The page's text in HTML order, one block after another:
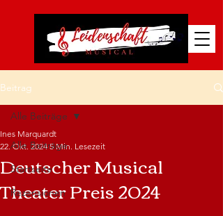
Beitrag
Alle Beiträge
Startseite
Rezensionen
Alle Beiträge
Deutscher Musical
Theater Preis 2024
Ines Marquardt
22. Okt. 2024 5 Min. Lesezeit